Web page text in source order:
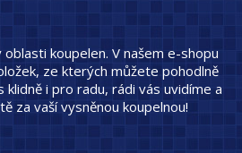
koupelen. V našem e-shopu
ze kterých můžete pohodlně
i pro radu, rádi vás uvidíme a
za vaší vysněnou koupelnou!